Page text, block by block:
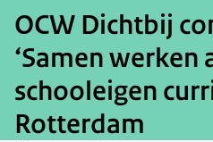
OCW Dichtbij
‘Samen werken
schooleigen
Rotterdam